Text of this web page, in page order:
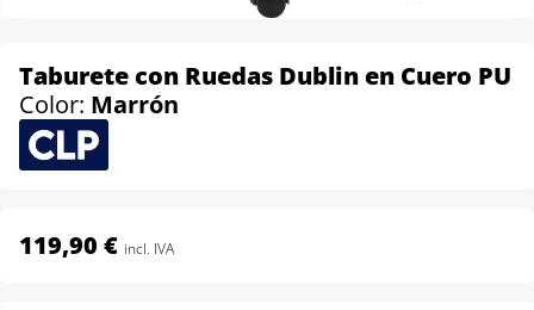
Taburete con Ruedas Dublin en Cuero PU
Color: Marrón
119,90 € incl. IVA